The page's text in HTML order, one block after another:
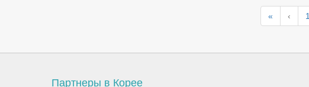
« ‹ 1
Партнеры в Корее